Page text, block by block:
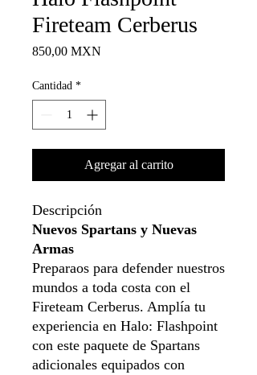
Fireteam Cerberus
850,00 MXN
Cantidad *
Agregar al carrito
Descripción
Nuevos Spartans y Nuevas
Armas
Preparaos para defender nuestros
mundos a toda costa con el
Fireteam Cerberus. Amplía tu
experiencia en Halo: Flashpoint
con este paquete de Spartans
adicionales equipados con